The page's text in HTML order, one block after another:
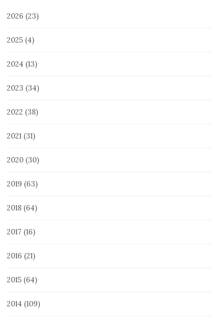
2026 (23)
2025 (4)
2024 (13)
2023 (34)
2022 (38)
2021 (31)
2020 (30)
2019 (63)
2018 (64)
2017 (16)
2016 (21)
2015 (64)
2014 (109)